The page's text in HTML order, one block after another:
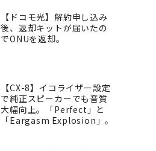
【ドコモ光】解約申し込み
後、返却キットが届いたの
でONUを返却。
【CX-8】イコライザー設定
で純正スピーカーでも音質
大幅向上。「Perfect」と
「Eargasm Explosion」。